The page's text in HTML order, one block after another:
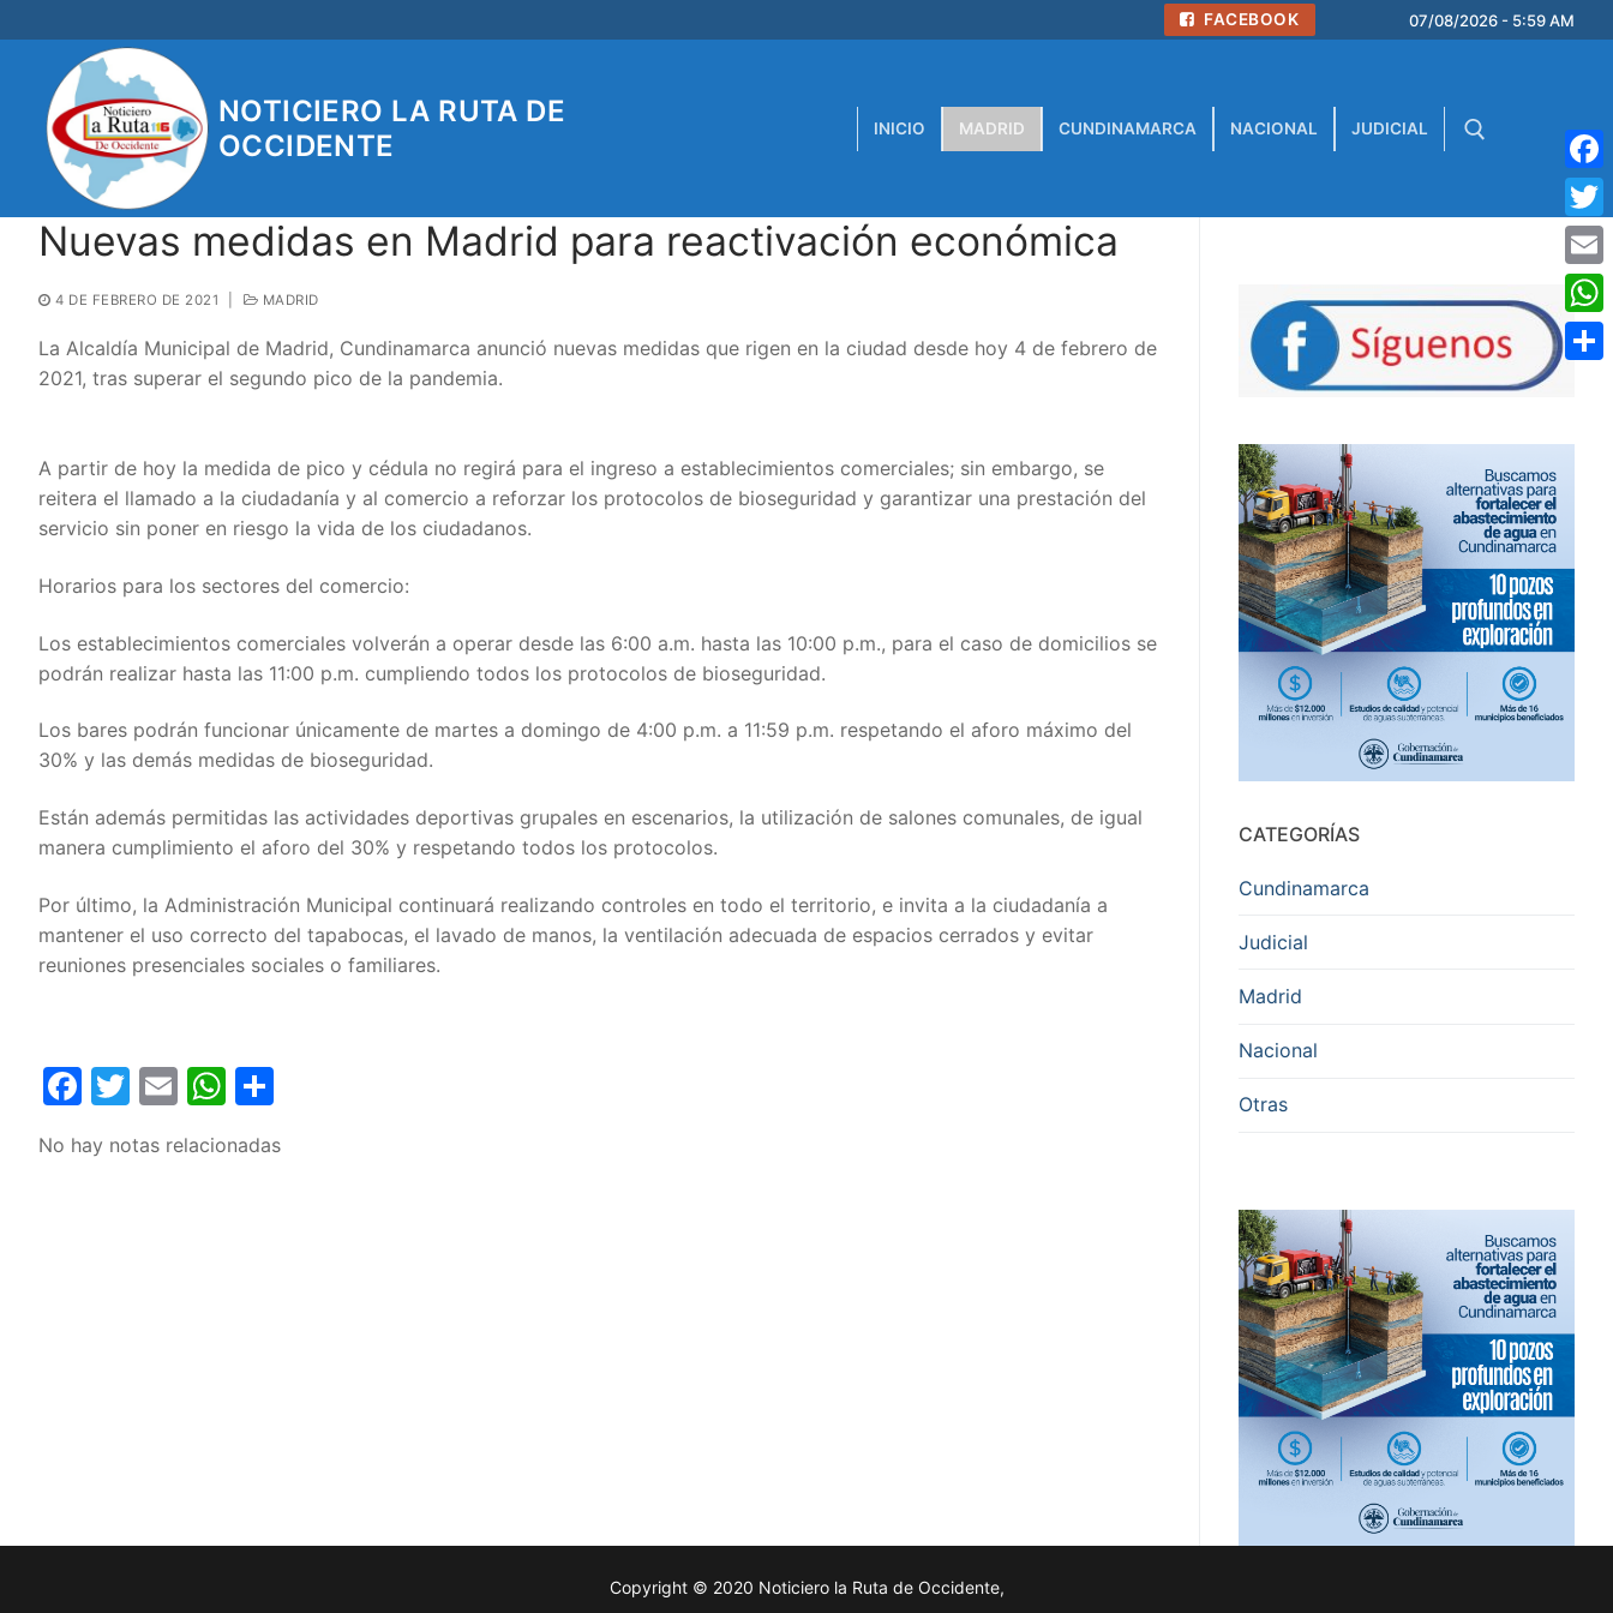
al
contenido
FACEBOOK 07/08/2026 - 5:59 AM
NOTICIERO LA RUTA DE
OCCIDENTE
INICIO MADRID CUNDINAMARCA NACIONAL JUDICIAL
Nuevas medidas en Madrid para reactivación económica
4 DE FEBRERO DE 2021 MADRID
La Alcaldía Municipal de Madrid, Cundinamarca anunció nuevas medidas que rigen en la ciudad desde hoy 4 de febrero de
2021, tras superar el segundo pico de la pandemia.
A partir de hoy la medida de pico y cédula no regirá para el ingreso a establecimientos comerciales; sin embargo, se
reitera el llamado a la ciudadanía y al comercio a reforzar los protocolos de bioseguridad y garantizar una prestación del
servicio sin poner en riesgo la vida de los ciudadanos.
Horarios para los sectores del comercio:
Los establecimientos comerciales volverán a operar desde las 6:00 a.m. hasta las 10:00 p.m., para el caso de domicilios se
podrán realizar hasta las 11:00 p.m. cumpliendo todos los protocolos de bioseguridad.
Los bares podrán funcionar únicamente de martes a domingo de 4:00 p.m. a 11:59 p.m. respetando el aforo máximo del
30% y las demás medidas de bioseguridad.
Están además permitidas las actividades deportivas grupales en escenarios, la utilización de salones comunales, de igual
manera cumplimiento el aforo del 30% y respetando todos los protocolos.
Por último, la Administración Municipal continuará realizando controles en todo el territorio, e invita a la ciudadanía a
mantener el uso correcto del tapabocas, el lavado de manos, la ventilación adecuada de espacios cerrados y evitar
reuniones presenciales sociales o familiares.
Facebook
Twitter
EmailWhatsApp
No hay notas relacionadas
CATEGORÍAS
Cundinamarca
Judicial
Madrid
Nacional
Otras
Copyright © 2020 Noticiero la Ruta de Occidente,
Email